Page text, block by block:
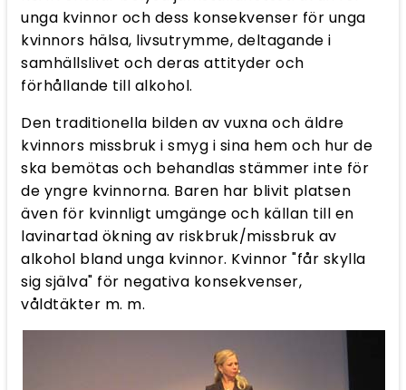
unga kvinnor och dess konsekvenser för unga
kvinnors hälsa, livsutrymme, deltagande i
samhällslivet och deras attityder och
förhållande till alkohol.
Den traditionella bilden av vuxna och äldre
kvinnors missbruk i smyg i sina hem och hur de
ska bemötas och behandlas stämmer inte för
de yngre kvinnorna. Baren har blivit platsen
även för kvinnligt umgänge och källan till en
lavinartad ökning av riskbruk/missbruk av
alkohol bland unga kvinnor. Kvinnor "får skylla
sig själva" för negativa konsekvenser,
våldtäkter m. m.